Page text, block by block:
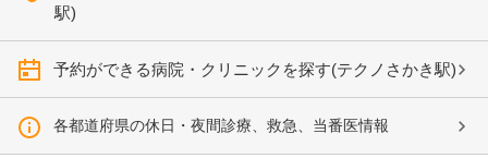
駅)
予約ができる病院・クリニックを探す(テクノさかき駅)
各都道府県の休日・夜間診療、救急、当番医情報